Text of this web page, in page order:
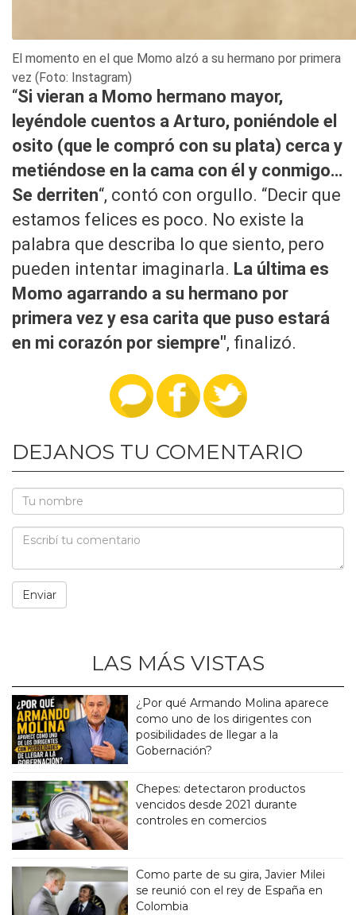
El momento en el que Momo alzó a su hermano por primera
vez (Foto: Instagram)
“Si vieran a Momo hermano mayor,
leyéndole cuentos a Arturo, poniéndole el
osito (que le compró con su plata) cerca y
metiéndose en la cama con él y conmigo…
Se derriten“, contó con orgullo. “Decir que
estamos felices es poco. No existe la
palabra que describa lo que siento, pero
pueden intentar imaginarla. La última es
Momo agarrando a su hermano por
primera vez y esa carita que puso estará
en mi corazón por siempre", finalizó.
DEJANOS TU COMENTARIO
LAS MÁS VISTAS
¿Por qué Armando Molina aparece
como uno de los dirigentes con
posibilidades de llegar a la
Gobernación?
Chepes: detectaron productos
vencidos desde 2021 durante
controles en comercios
Como parte de su gira, Javier Milei
se reunió con el rey de España en
Colombia